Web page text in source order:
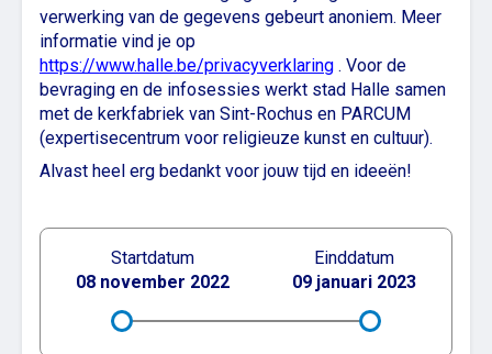
verwerking van de gegevens gebeurt anoniem. Meer
informatie vind je op
https://www.halle.be/privacyverklaring . Voor de
bevraging en de infosessies werkt stad Halle samen
met de kerkfabriek van Sint-Rochus en PARCUM
(expertisecentrum voor religieuze kunst en cultuur).
Alvast heel erg bedankt voor jouw tijd en ideeën!
Startdatum
08 november 2022
Einddatum
09 januari 2023